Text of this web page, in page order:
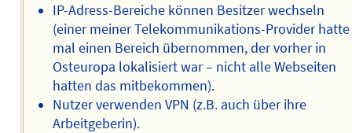
IP-Adress-Bereiche können Besitzer wechseln
(einer meiner Telekommunikations-Provider hatte
mal einen Bereich übernommen, der vorher in
Osteuropa lokalisiert war – nicht alle Webseiten
hatten das mitbekommen).
Nutzer verwenden VPN (z.B. auch über ihre
Arbeitgeberin).